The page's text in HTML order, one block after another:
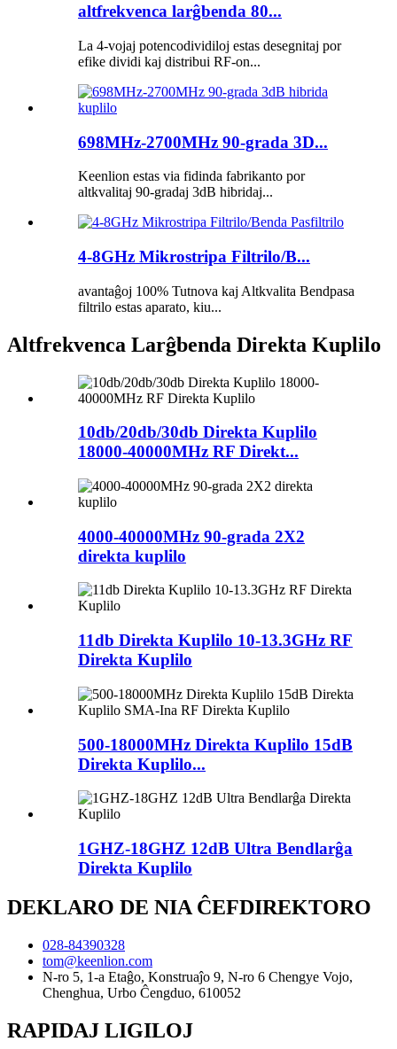
altfrekvenca larĝbenda 80...
La 4-vojaj potencodividiloj estas desegnitaj por
efike dividi kaj distribui RF-on...
698MHz-2700MHz 90-grada 3D...
Keenlion estas via fidinda fabrikanto por
altkvalitaj 90-gradaj 3dB hibridaj...
4-8GHz Mikrostripa Filtrilo/B...
avantaĝoj 100% Tutnova kaj Altkvalita Bendpasa
filtrilo estas aparato, kiu...
Altfrekvenca Larĝbenda Direkta Kuplilo
10db/20db/30db Direkta Kuplilo
18000-40000MHz RF Direkt...
4000-40000MHz 90-grada 2X2
direkta kuplilo
11db Direkta Kuplilo 10-13.3GHz RF
Direkta Kuplilo
500-18000MHz Direkta Kuplilo 15dB
Direkta Kuplilo...
1GHZ-18GHZ 12dB Ultra Bendlarĝa
Direkta Kuplilo
DEKLARO DE NIA ĈEFDIREKTORO
028-84390328
tom@keenlion.com
N-ro 5, 1-a Etaĝo, Konstruaĵo 9, N-ro 6 Chengye Vojo,
Chenghua, Urbo Ĉengduo, 610052
RAPIDAJ LIGILOJ